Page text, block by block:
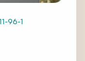
96-1